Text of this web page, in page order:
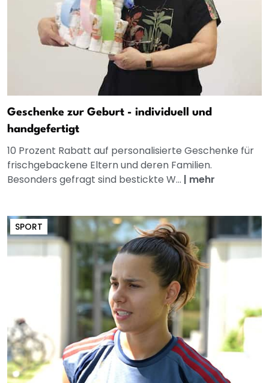
Geschenke zur Geburt - individuell und
handgefertigt
10 Prozent Rabatt auf personalisierte Geschenke für
frischgebackene Eltern und deren Familien.
Besonders gefragt sind bestickte W... | mehr
SPORT